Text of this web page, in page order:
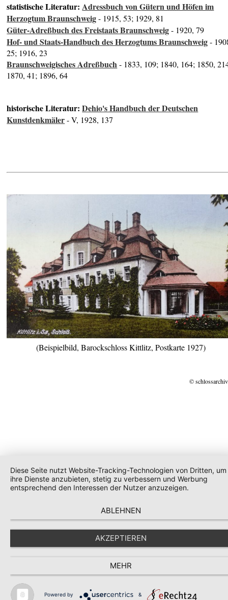
statistische Literatur:Adressbuch von Gütern und Höfen im
Herzogtum Braunschweig- 1915, 53; 1929, 81
Güter-Adreßbuch des Freistaats Braunschweig- 1920, 79
Hof- und Staats-Handbuch des Herzogtums Braunschweig-
25; 1916, 23
Braunschweigisches Adreßbuch- 1833, 109; 1840, 164; 1850,
1870, 41; 1896, 64
historische Literatur:Dehio's Handbuch der Deutschen
Kunstdenkmäler- V, 1928, 137
(Beispielbild, Barockschloss Kittlitz, Postkarte 1927)
©
Diese Seite nutzt Website-Tracking-Technologien von Dritten, um
ihre Dienste anzubieten, stetig zu verbessern und Werbung
entsprechend den Interessen der Nutzer anzuzeigen.
ABLEHNEN
AKZEPTIEREN
MEHR
Powered by &